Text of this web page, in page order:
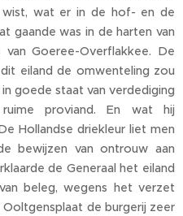
wist, wat er in de hof- en de
gaande was in de harten van
Goeree-Overflakkee. De
eiland de omwenteling zou
goede staat van verdediging
proviand. En wat hij
Hollandse driekleur liet men
bewijzen van ontrouw aan
de Generaal het eiland
beleg, wegens het verzet
de burgerij zeer